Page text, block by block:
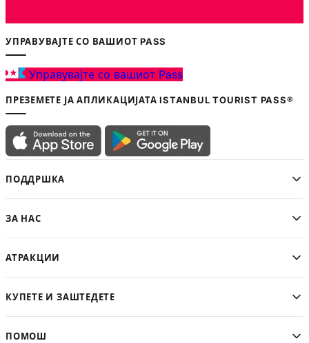
УПРАВУВАЈТЕ СО ВАШИОТ PASS
Управувајте со вашиот Pass
ПРЕЗЕМЕТЕ ЈА АПЛИКАЦИЈАТА ISTANBUL TOURIST PASS®
ПОДДРШКА
ЗА НАС
АТРАКЦИИ
КУПЕТЕ И ЗАШТЕДЕТЕ
ПОМОШ